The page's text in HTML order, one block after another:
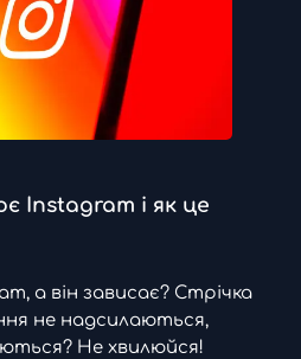
Instagram і як це
а він зависає? Стрічка
не надсилаються,
Не хвилюйся!